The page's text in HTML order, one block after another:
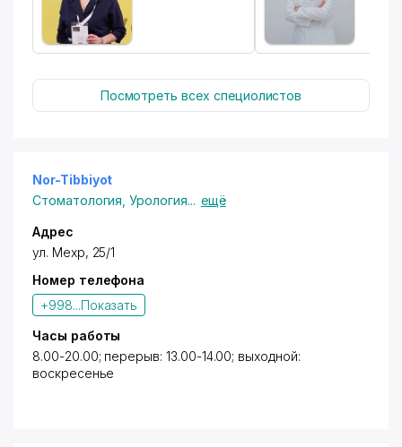
Посмотреть всех специолистов
Nor-Tibbiyot
Стоматология ,Урология... ещё
Адрес
ул. Мехр, 25/1
Номер телефона
+998...Показать
Часы работы
8.00-20.00; перерыв: 13.00-14.00; выходной:
воскресенье